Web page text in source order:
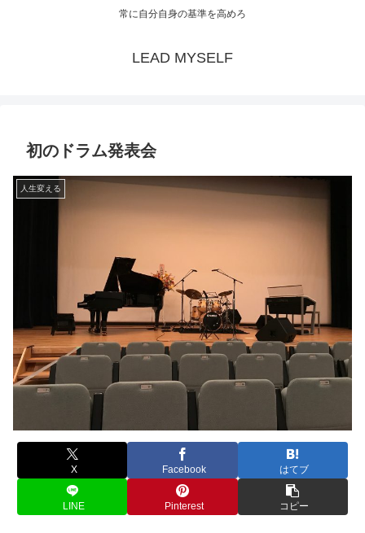
常に自分自身の基準を高めろ
LEAD MYSELF
初のドラム発表会
人生変える
X Facebook はてブ
LINE Pinterest コピー